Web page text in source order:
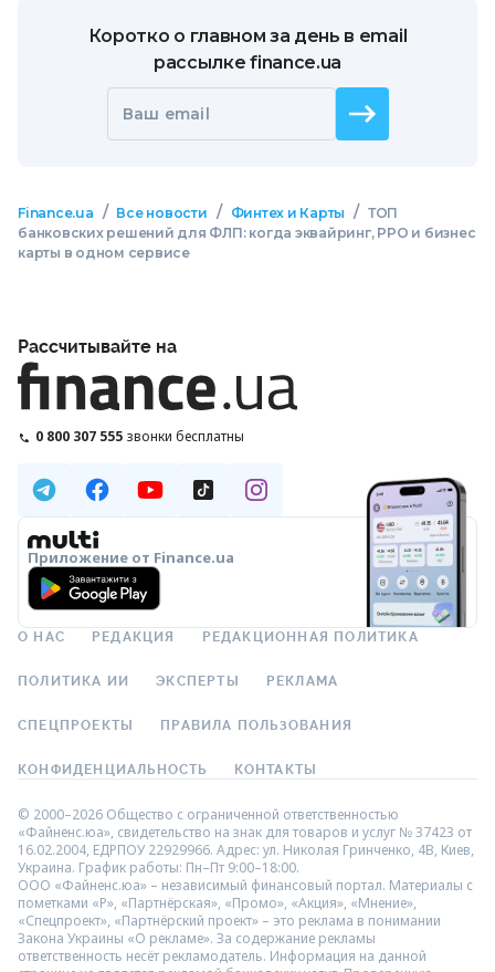
Коротко о главном за день в email
рассылке finance.ua
Ваш email
Finance.ua / Все новости / Финтех и Карты / ТОП
банковских решений для ФЛП: когда эквайринг, РРО и бизнес
карты в одном сервисе
Рассчитывайте на
0 800 307 555 звонки бесплатны
Приложение от Finance.ua
О НАС РЕДАКЦИЯ РЕДАКЦИОННАЯ ПОЛИТИКА
ПОЛИТИКА ИИ ЭКСПЕРТЫ РЕКЛАМА
СПЕЦПРОЕКТЫ ПРАВИЛА ПОЛЬЗОВАНИЯ
КОНФИДЕНЦИАЛЬНОСТЬ КОНТАКТЫ
© 2000–2026 Общество с ограниченной ответственностью
«Файненс.юа», свидетельство на знак для товаров и услуг № 37423 от
16.02.2004, ЕДРПОУ 22929966. Адрес: ул. Николая Гринченко, 4В, Киев,
Украина. График работы: Пн–Пт 9:00–18:00.
ООО «Файненс.юа» – независимый финансовый портал. Материалы с
пометками «Р», «Партнёрская», «Промо», «Акция», «Мнение»,
«Спецпроект», «Партнёрский проект» – это реклама в понимании
Закона Украины «О рекламе». За содержание рекламы
ответственность несёт рекламодатель. Информация на данной